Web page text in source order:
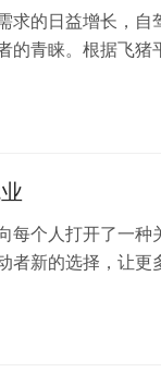
求的日益增长，自
的青睐。根据飞猪
增幅均超过了40%
疫情时代旅游消费
每个人打开了一种
者新的选择，让更
了实现个人价值的